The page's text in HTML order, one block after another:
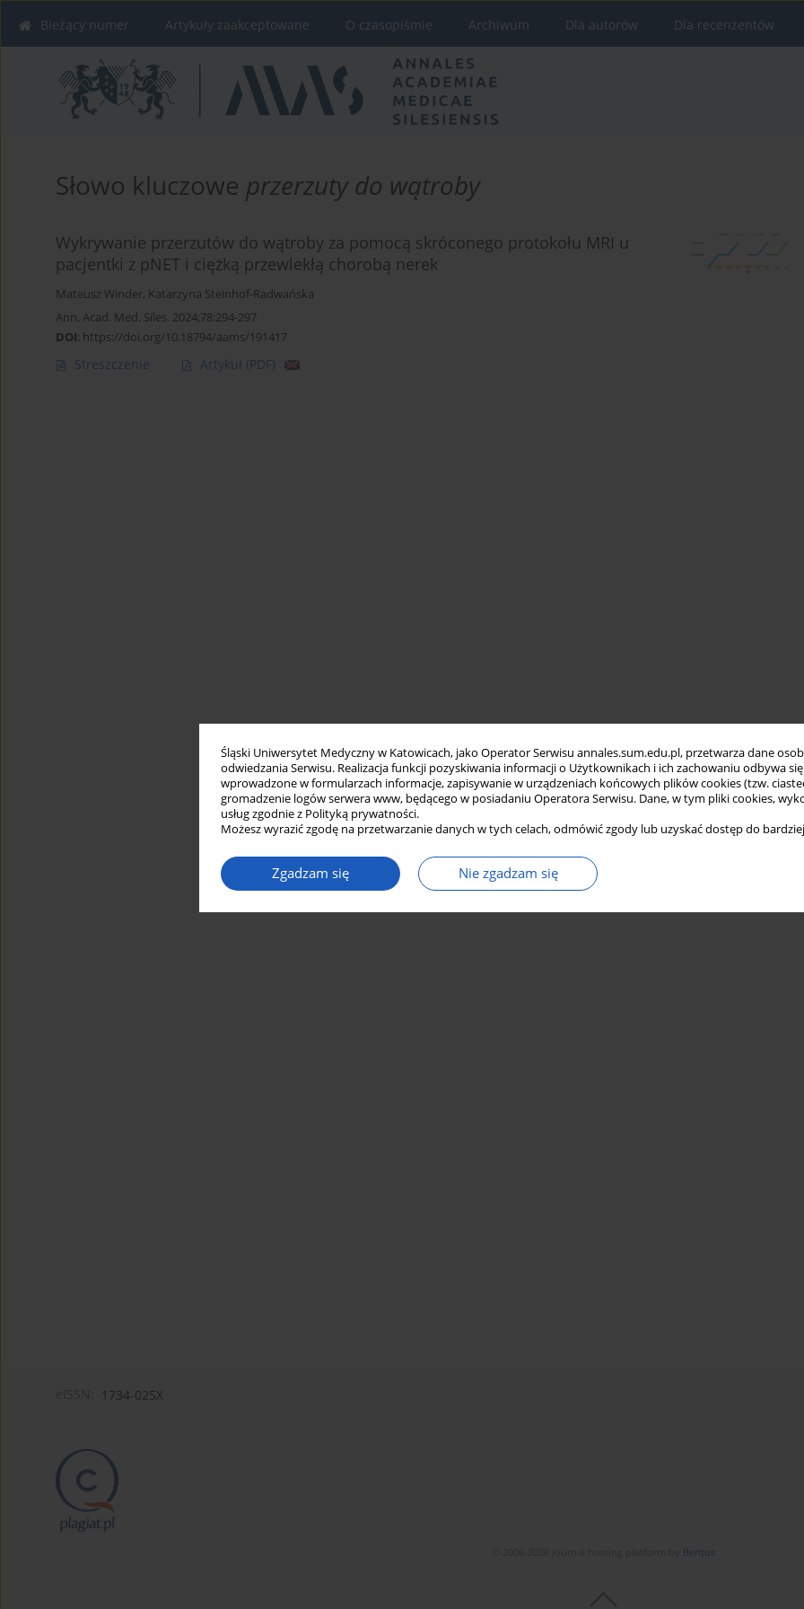
Śląski Uniwersytet Medyczny w Katowicach, jako Operator Serwisu annales.sum.edu.pl, przetwarza dane
odwiedzania Serwisu. Realizacja funkcji pozyskiwania informacji o Użytkownikach i ich zachowaniu odbywa
wprowadzone w formularzach informacje, zapisywanie w urządzeniach końcowych plików cookies (tzw.
gromadzenie logów serwera www, będącego w posiadaniu Operatora Serwisu. Dane, w tym pliki cookies,
usług zgodnie z Polityką prywatności.
Możesz wyrazić zgodę na przetwarzanie danych w tych celach, odmówić zgody lub uzyskać dostęp do
Zgadzam się Nie zgadzam się
Bieżący numer Artykuły zaakceptowane O czasopiśmie Archiwum Dla autorów Dla recenzentów
Słowo kluczowe przerzuty do wątroby
Wykrywanie przerzutów do wątroby za pomocą skróconego protokołu MRI u
pacjentki z pNET i ciężką przewlekłą chorobą nerek
Mateusz Winder, Katarzyna Steinhof-Radwańska
Ann. Acad. Med. Siles. 2024;78:294-297
DOI: https://doi.org/10.18794/aams/191417
Streszczenie Artykuł (PDF)
1734-025X
Bentus